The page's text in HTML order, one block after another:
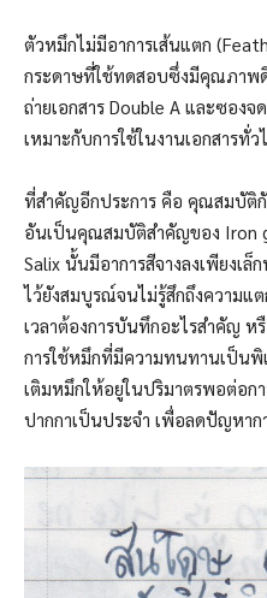
ตัวหมึกไม่มีอาการเส้นแตก
กระดาษที่ใช้ทดสอบซึ่งมีคุณภาพ
ถ่ายเอกสาร Double A และซอง
เหมาะกับการใช้ในงานเอกสารทั่ว
ที่สำคัญอีกประการ คือ คุณสมบัติ
อันเป็นคุณสมบัติสำคัญของ Iron
Salix นั้นมีอาการสีจางลงเพียงเ
ไว้ยังสมบูรณ์จนไม่รู้สึกถึงความแ
เวลาต้องการบันทึกอะไรสำคัญ ห
การใช้หมึกที่มีความทนทานเป็นพิ
เติมหมึกให้อยู่ในปริมาตรพอต่อก
ปากกาเป็นประจำ เพื่อลดปัญหา